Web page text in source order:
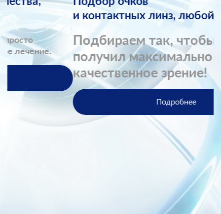
и контактных линз, любой сложности.
Подбираем так, чтобы клиент
получил максимально
качественное зрение!